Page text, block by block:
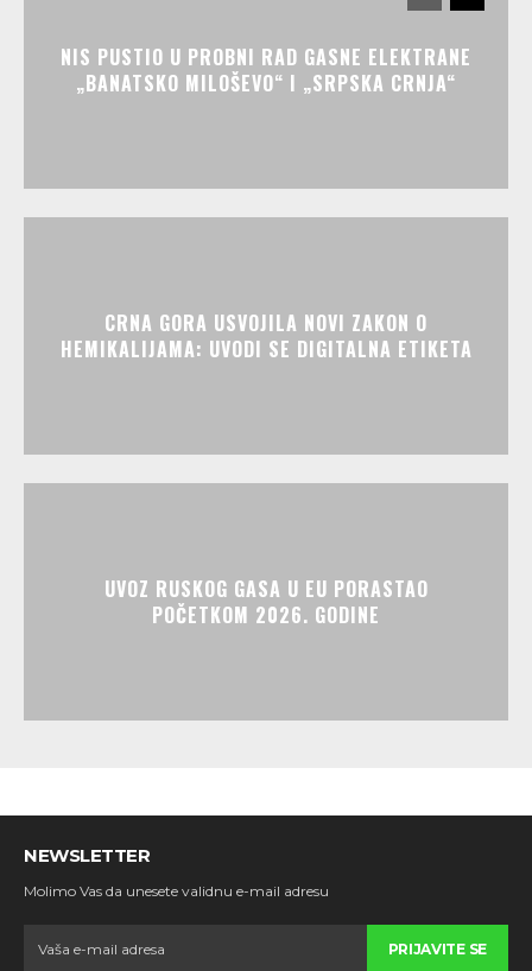
NIS PUSTIO U PROBNI RAD GASNE ELEKTRANE
„BANATSKO MILOŠEVO“ I „SRPSKA CRNJA“
CRNA GORA USVOJILA NOVI ZAKON O
HEMIKALIJAMA: UVODI SE DIGITALNA ETIKETA
UVOZ RUSKOG GASA U EU PORASTAO
POČETKOM 2026. GODINE
NEWSLETTER
Molimo Vas da unesete validnu e-mail adresu
PRIJAVITE SE